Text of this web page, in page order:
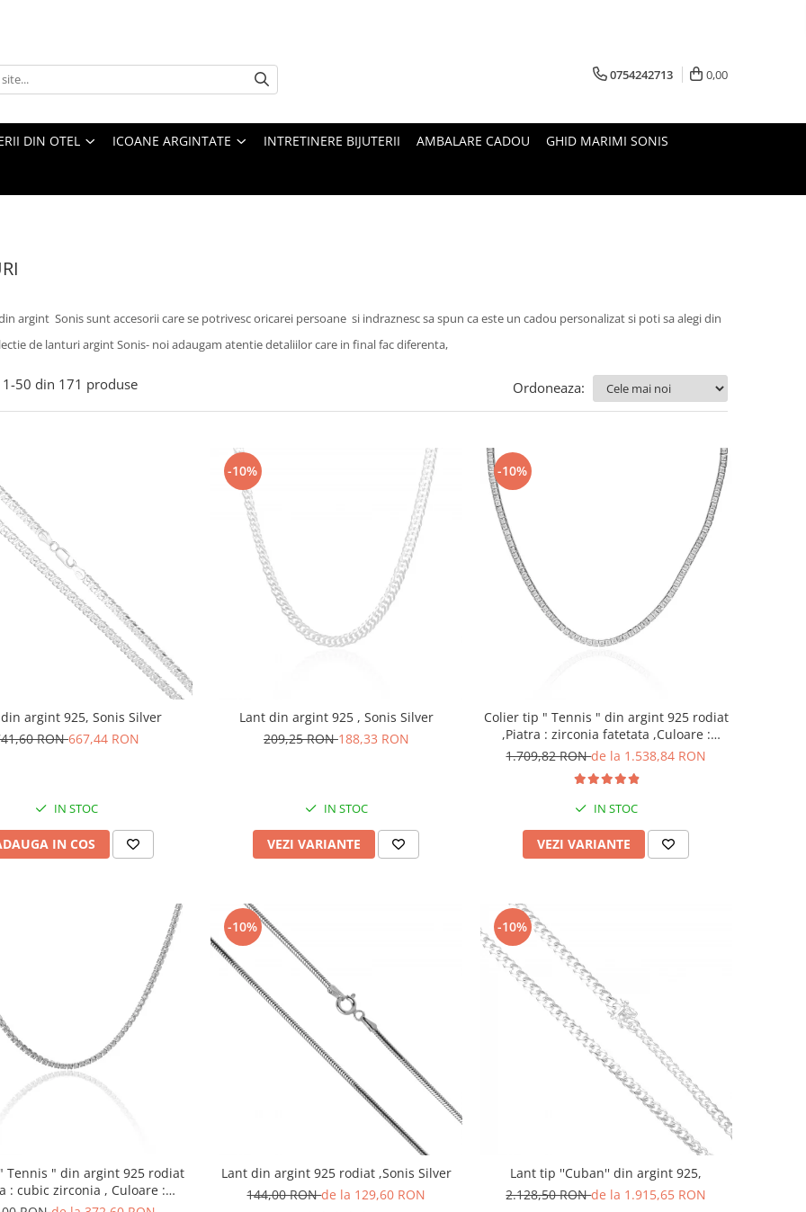
0754242713 0,00
DIN OTEL ICOANE ARGINTATE INTRETINERE BIJUTERII AMBALARE CADOU GHID MARIMI SONIS
argint Sonis sunt accesorii care se potrivesc oricarei persoane si indraznesc sa spun ca este un cadou personalizat si poti sa alegi din
de lanturi argint Sonis- noi adaugam atentie detaliilor care in final fac diferenta,
1-50 din 171 produse Ordoneaza:
argint 925, Sonis Silver
RON667,44 RON
IN STOC
IN COS
-10%
Lant din argint 925 , Sonis Silver
209,25 RON188,33 RON
IN STOC
VEZI VARIANTE
-10%
Colier tip " Tennis " din argint 925 rodiat
,Piatra : zirconia fatetata ,Culoare :
transparenta ,
1.709,82 RONde la 1.538,84 RON
IN STOC
VEZI VARIANTE
argint 925 rodiat
: cubic zirconia , Culoare :
transparenta , Sonis Silver
-10%
Lant din argint 925 rodiat ,Sonis Silver
144,00 RONde la 129,60 RON
-10%
Lant tip ''Cuban'' din argint 925,
2.128,50 RONde la 1.915,65 RON